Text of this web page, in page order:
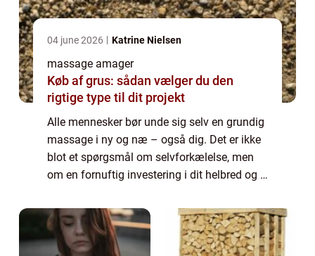
04 june 2026 Katrine Nielsen
massage amager
Køb af grus: sådan vælger du den
rigtige type til dit projekt
Alle mennesker bør unde sig selv en grundig
massage i ny og næ – også dig. Det er ikke
blot et spørgsmål om selvforkælelse, men
om en fornuftig investering i dit helbred og i